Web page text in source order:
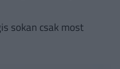
sokan csak most